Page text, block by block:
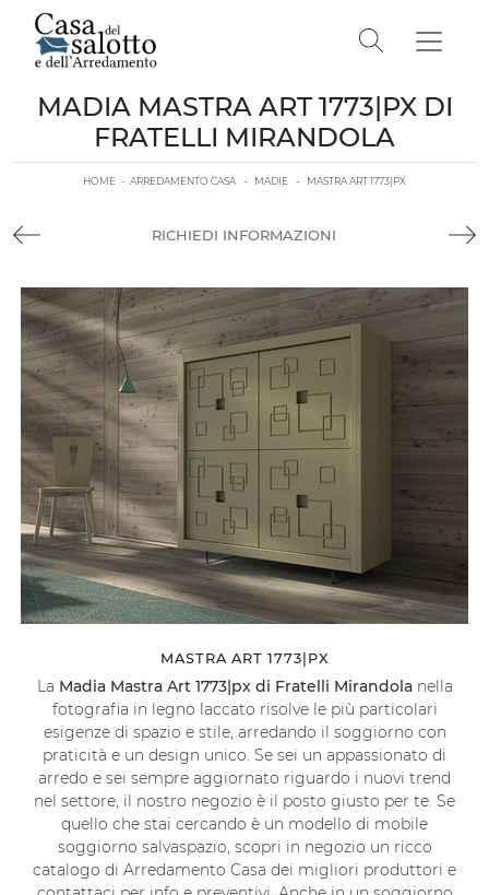
MADIA MASTRA ART 1773|PX DI
FRATELLI MIRANDOLA
HOME - ARREDAMENTO CASA - MADIE - MASTRA ART 1773|PX
RICHIEDI INFORMAZIONI
MASTRA ART 1773|PX
La Madia Mastra Art 1773|px di Fratelli Mirandolanella
fotografia in legno laccato risolve le più particolari
esigenze di spazio e stile, arredando il soggiorno con
praticità e un design unico. Se sei un appassionato di
arredo e sei sempre aggiornato riguardo i nuovi trend
nel settore, il nostro negozio è il posto giusto per te. Se
quello che stai cercando è un modello di mobile
soggiorno salvaspazio, scopri in negozio un ricco
catalogo di Arredamento Casa dei migliori produttori e